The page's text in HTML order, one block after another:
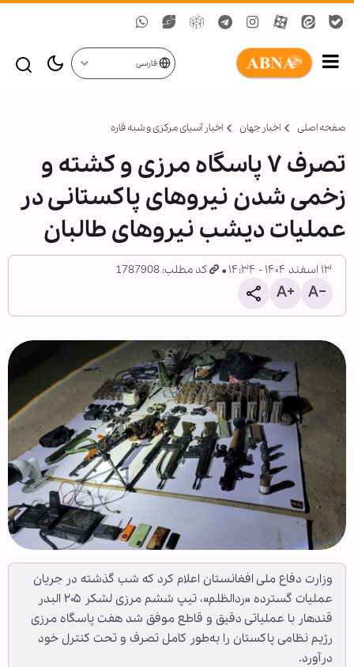
فارسی
صفحه اصلی اخبار جهان اخبار آسیای مرکزی و شبه قاره
تصرف ۷ پاسگاه مرزی و کشته و
زخمی شدن نیروهای پاکستانی در
عملیات دیشب نیروهای طالبان
۱۳ اسفند ۱۴۰۴ - ۱۴:۳۴ کد مطلب: 1787908
وزارت دفاع ملی افغانستان اعلام کرد که شب گذشته در جریان
عملیات گسترده «ردالظلم»، تیپ ششم مرزی لشکر ۲۰۵ البدر
قندهار با عملیاتی دقیق و قاطع موفق شد هفت پاسگاه مرزی
رژیم نظامی پاکستان را به‌طور کامل تصرف و تحت کنترل خود
درآورد.